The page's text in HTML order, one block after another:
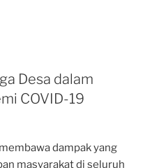
Desa dalam
COVID-19
dampak yang
masyarakat di seluruh